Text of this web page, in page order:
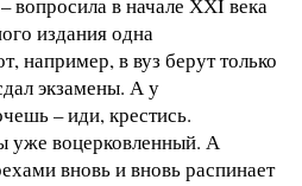
издания одна
например, в вуз берут только
экзамены. А у
– иди, крестись.
уже воцерковленный. А
вновь и вновь распинает